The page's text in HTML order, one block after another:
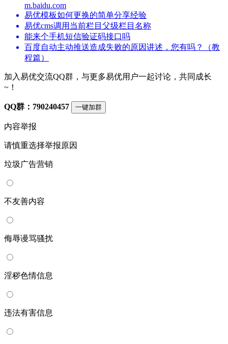
m.baidu.com
易优模板如何更换的简单分享经验
易优cms调用当前栏目父级栏目名称
能来个手机短信验证码接口吗
百度自动主动推送造成失败的原因讲述，您有吗？（教
程篇）
加入易优交流QQ群，与更多易优用户一起讨论，共同成长
~！
QQ群：790240457 一键加群
内容举报
请慎重选择举报原因
垃圾广告营销
不友善内容
侮辱谩骂骚扰
淫秽色情信息
违法有害信息